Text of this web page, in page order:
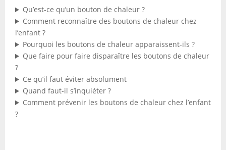
Qu’est-ce qu’un bouton de chaleur ?
Comment reconnaître des boutons de chaleur chez
l’enfant ?
Pourquoi les boutons de chaleur apparaissent-ils ?
Que faire pour faire disparaître les boutons de chaleur
?
Ce qu’il faut éviter absolument
Quand faut-il s’inquiéter ?
Comment prévenir les boutons de chaleur chez l’enfant
?